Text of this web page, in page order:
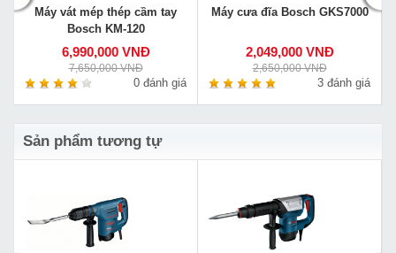
Máy vát mép thép cầm tay
Bosch KM-120
6,990,000 VNĐ
7,650,000 VNĐ
0 đánh giá
Máy cưa đĩa Bosch GKS7000
2,049,000 VNĐ
2,650,000 VNĐ
3 đánh giá
Sản phẩm tương tự